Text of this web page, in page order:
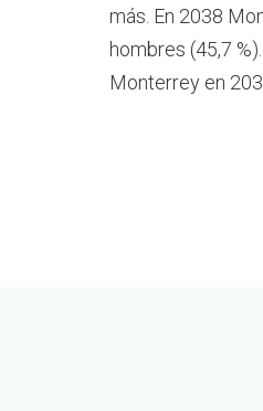
más. En 2038
hombres (45,7
Monterrey en